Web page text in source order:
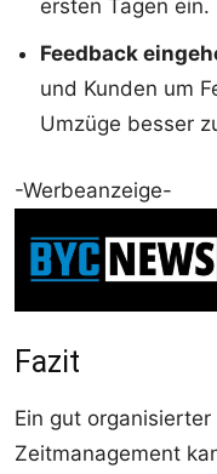
ersten Tagen ein.
Feedback
und Kunden um
Umzüge besser
-Werbeanzeige-
Fazit
Ein gut
Zeitmanagement